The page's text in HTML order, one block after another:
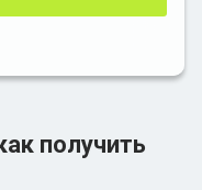
получить